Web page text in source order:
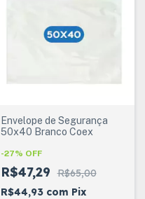
Envelope de Segurança
50x40 Branco Coex
-27% OFF
R$47,29 R$65,00
R$44,93 com Pix